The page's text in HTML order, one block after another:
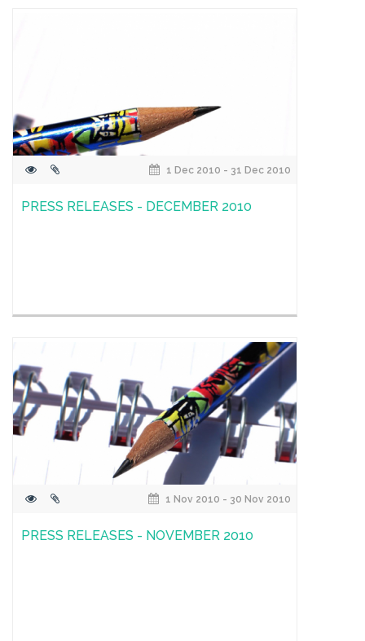
1 Dec 2010 - 31 Dec 2010
PRESS RELEASES - DECEMBER 2010
1 Nov 2010 - 30 Nov 2010
PRESS RELEASES - NOVEMBER 2010